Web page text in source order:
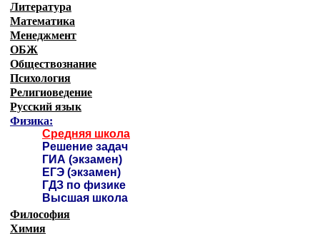
Литература
Математика
Менеджмент
ОБЖ
Обществознание
Психология
Религиоведение
Русский язык
Физика:
Средняя школа
Решение задач
ГИА (экзамен)
ЕГЭ (экзамен)
ГДЗ по физике
Высшая школа
Философия
Химия